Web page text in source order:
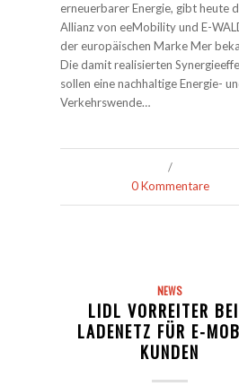
erneuerbarer Energie, gibt heute
Allianz von eeMobility und E-
der europäischen Marke Mer
Die damit realisierten
sollen eine nachhaltige Energie-
Verkehrswende…
/
0 Kommentare
NEWS
LIDL VORREITER
LADENETZ FÜR E-
KUNDEN